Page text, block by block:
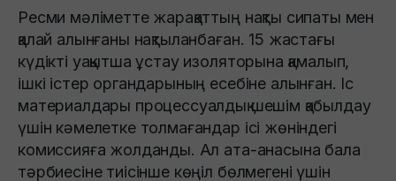
Ресми мәліметте жарақаттың нақты сипаты мен
қалай алынғаны нақтыланбаған. 15 жастағы
күдікті уақытша ұстау изоляторына қамалып,
ішкі істер органдарының есебіне алынған. Іс
материалдары процессуалдық шешім қабылдау
үшін кәмелетке толмағандар ісі жөніндегі
комиссияға жолданды. Ал ата-анасына бала
тәрбиесіне тиісінше көңіл бөлмегені үшін